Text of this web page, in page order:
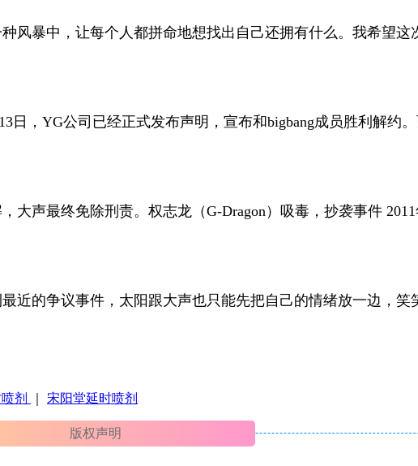
风暴中，让每个人都拼命地想找出自己还拥有什么。我希望
日，YG公司已经正式发布声明，宣布和bigbang成员胜利解约
大声最终免除刑责。权志龙（G-Dragon）吸毒，抄袭事件
近的争议事件，太阳跟大声也只能先把自己的情绪放一边，笑
剂 宋阳堂延时喷剂
版权声明